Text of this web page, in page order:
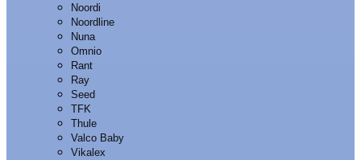
Noordi
Noordline
Nuna
Omnio
Rant
Ray
Seed
TFK
Thule
Valco Baby
Vikalex